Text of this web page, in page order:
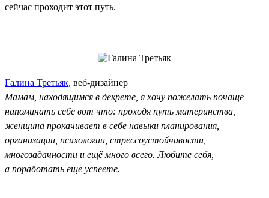
сейчас проходит этот путь.
Галина Третьяк, веб-дизайнер
Мамам, находящимся в декрете, я хочу пожелать почаще
напоминать себе вот что: проходя путь материнства,
женщина прокачивает в себе навыки планирования,
организации, психологии, стрессоустойчивости,
многозадачности и ещё много всего. Любите себя,
а поработать ещё успеете.